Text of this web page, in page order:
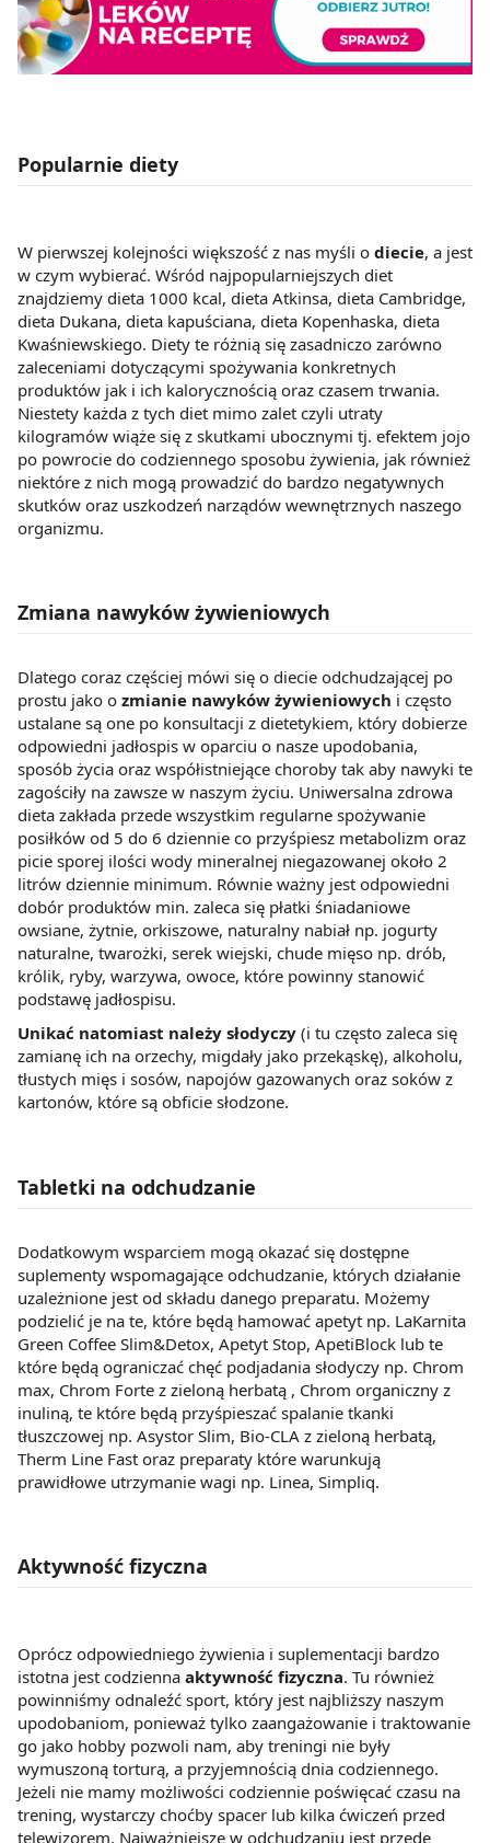
Popularnie diety
W pierwszej kolejności większość z nas myśli o diecie, a jest
w czym wybierać. Wśród najpopularniejszych diet
znajdziemy dieta 1000 kcal, dieta Atkinsa, dieta Cambridge,
dieta Dukana, dieta kapuściana, dieta Kopenhaska, dieta
Kwaśniewskiego. Diety te różnią się zasadniczo zarówno
zaleceniami dotyczącymi spożywania konkretnych
produktów jak i ich kalorycznością oraz czasem trwania.
Niestety każda z tych diet mimo zalet czyli utraty
kilogramów wiąże się z skutkami ubocznymi tj. efektem jojo
po powrocie do codziennego sposobu żywienia, jak również
niektóre z nich mogą prowadzić do bardzo negatywnych
skutków oraz uszkodzeń narządów wewnętrznych naszego
organizmu.
Zmiana nawyków żywieniowych
Dlatego coraz częściej mówi się o diecie odchudzającej po
prostu jako o zmianie nawyków żywieniowych i często
ustalane są one po konsultacji z dietetykiem, który dobierze
odpowiedni jadłospis w oparciu o nasze upodobania,
sposób życia oraz współistniejące choroby tak aby nawyki te
zagościły na zawsze w naszym życiu. Uniwersalna zdrowa
dieta zakłada przede wszystkim regularne spożywanie
posiłków od 5 do 6 dziennie co przyśpiesz metabolizm oraz
picie sporej ilości wody mineralnej niegazowanej około 2
litrów dziennie minimum. Równie ważny jest odpowiedni
dobór produktów min. zaleca się płatki śniadaniowe
owsiane, żytnie, orkiszowe, naturalny nabiał np. jogurty
naturalne, twarożki, serek wiejski, chude mięso np. drób,
królik, ryby, warzywa, owoce, które powinny stanowić
podstawę jadłospisu.
Unikać natomiast należy słodyczy (i tu często zaleca się
zamianę ich na orzechy, migdały jako przekąskę), alkoholu,
tłustych mięs i sosów, napojów gazowanych oraz soków z
kartonów, które są obficie słodzone.
Tabletki na odchudzanie
Dodatkowym wsparciem mogą okazać się dostępne
suplementy wspomagające odchudzanie, których działanie
uzależnione jest od składu danego preparatu. Możemy
podzielić je na te, które będą hamować apetyt np. LaKarnita
Green Coffee Slim&Detox, Apetyt Stop, ApetiBlock lub te
które będą ograniczać chęć podjadania słodyczy np. Chrom
max, Chrom Forte z zieloną herbatą , Chrom organiczny z
inuliną, te które będą przyśpieszać spalanie tkanki
tłuszczowej np. Asystor Slim, Bio-CLA z zieloną herbatą,
Therm Line Fast oraz preparaty które warunkują
prawidłowe utrzymanie wagi np. Linea, Simpliq.
Aktywność fizyczna
Oprócz odpowiedniego żywienia i suplementacji bardzo
istotna jest codzienna aktywność fizyczna. Tu również
powinniśmy odnaleźć sport, który jest najbliższy naszym
upodobaniom, ponieważ tylko zaangażowanie i traktowanie
go jako hobby pozwoli nam, aby treningi nie były
wymuszoną torturą, a przyjemnością dnia codziennego.
Jeżeli nie mamy możliwości codziennie poświęcać czasu na
trening, wystarczy choćby spacer lub kilka ćwiczeń przed
telewizorem. Najważniejsze w odchudzaniu jest przede